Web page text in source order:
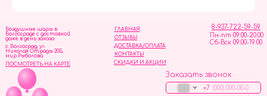
ОТЗЫВЫ
ГЛАВНАЯ
ДОСТАВКА/ОПЛАТА
СКИДКИ И АКЦИИ
КОНТАКТЫ
8-937-722-59-59
Пн-пт 09:00-20:00
Сб-Вск 09:00-19:00
Воздушные шары в
Волгограде с доставкой
даже в день заказа
Заказать звонок
+7
г. Волгоград, ул.
Николая Отрады 20Б,
мир Рыболова
ПОСМОТРЕТЬ НА КАРТЕ